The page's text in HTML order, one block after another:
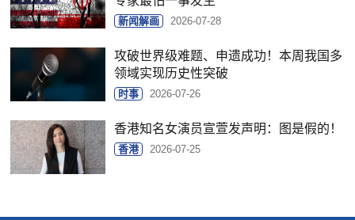
新闻解画 2026-07-28
攻破世界级难题、申遗成功！本周我国多
领域实现历史性突破
时事 2026-07-26
香港知名女演员宣萱发声明：图是假的！
香港 2026-07-25